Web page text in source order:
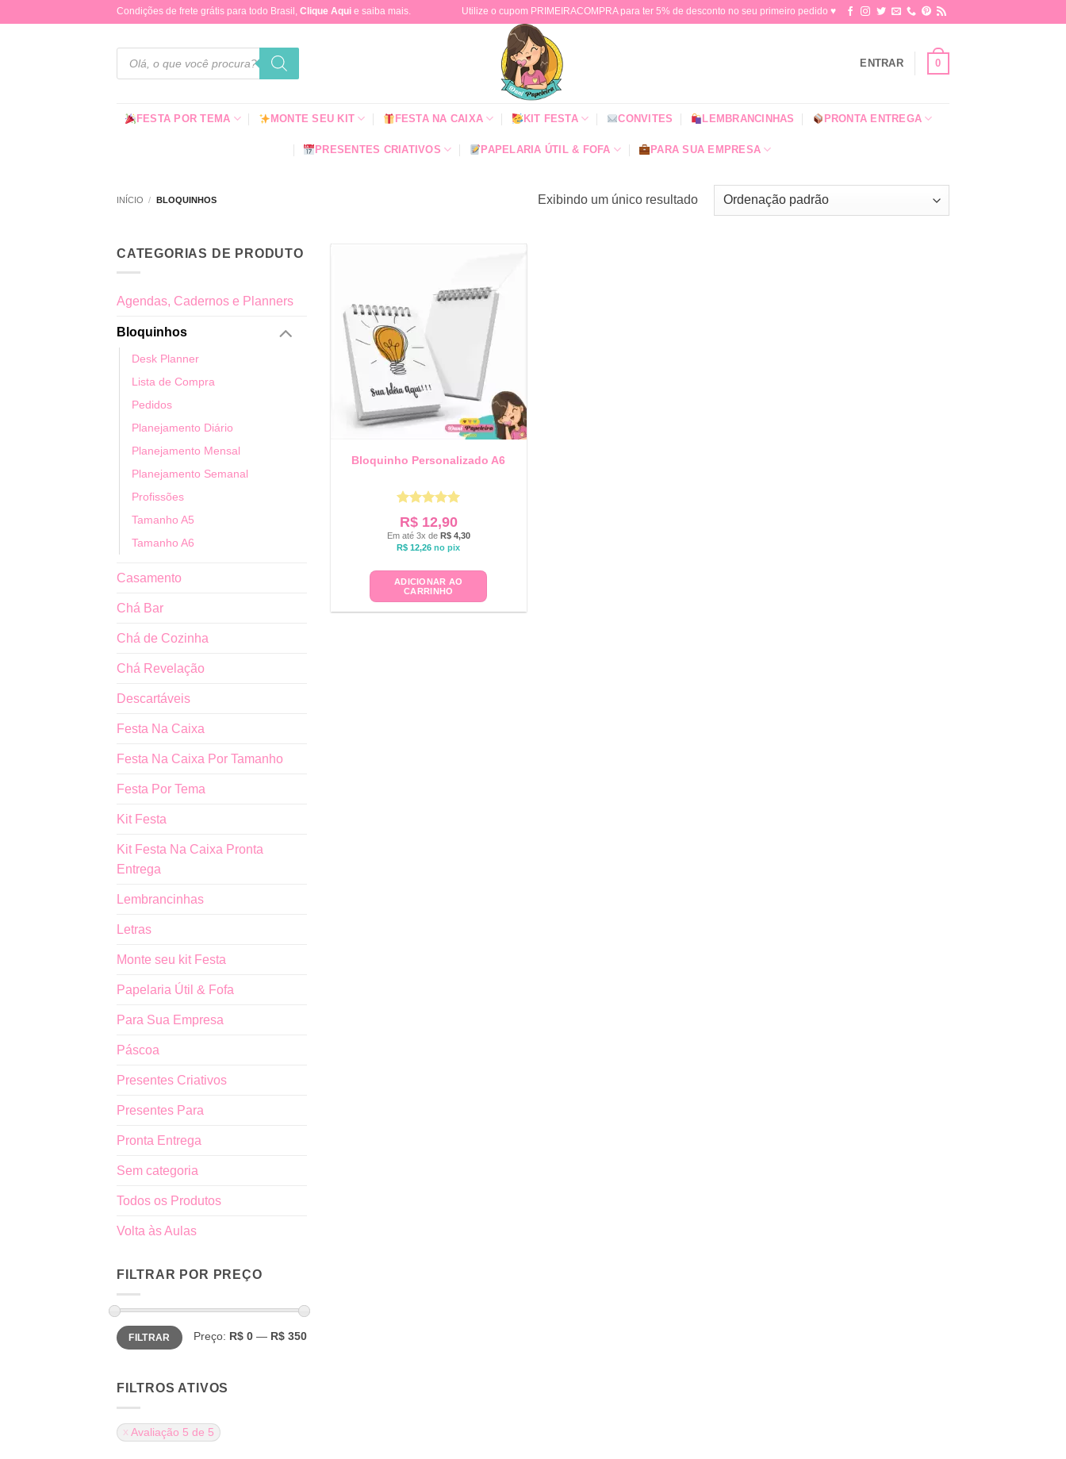
Condições de frete grátis para todo Brasil, Clique Aqui e saiba mais. Utilize o cupom PRIMEIRACOMPRA para ter 5% de desconto no seu primeiro pedido ♥​
Pesquisar
produtos
ENTRAR 0
FESTA POR TEMA MONTE SEU KIT FESTA NA CAIXA KIT FESTA CONVITES LEMBRANCINHAS PRONTA ENTREGA
PRESENTES CRIATIVOS PAPELARIA ÚTIL & FOFA PARA SUA EMPRESA
INÍCIO / BLOQUINHOS Exibindo um único resultado
CATEGORIAS DE PRODUTO
Agendas, Cadernos e Planners
Bloquinhos
Desk Planner
Lista de Compra
Pedidos
Planejamento Diário
Planejamento Mensal
Planejamento Semanal
Profissões
Tamanho A5
Tamanho A6
Casamento
Chá Bar
Chá de Cozinha
Chá Revelação
Descartáveis
Festa Na Caixa
Festa Na Caixa Por Tamanho
Festa Por Tema
Kit Festa
Kit Festa Na Caixa Pronta
Entrega
Lembrancinhas
Letras
Monte seu kit Festa
Papelaria Útil & Fofa
Para Sua Empresa
Páscoa
Presentes Criativos
Presentes Para
Pronta Entrega
Sem categoria
Todos os Produtos
Volta às Aulas
FILTRAR POR PREÇO
Preço
mínimo
Preço
máximo
FILTRAR Preço: R$ 0 — R$ 350
FILTROS ATIVOS
Avaliação 5 de 5
Bloquinho Personalizado A6
Avaliação5
de 5
R$12,90
Em até 3x de R$4,30
R$ 12,26 no pix
ADICIONAR AO
CARRINHO